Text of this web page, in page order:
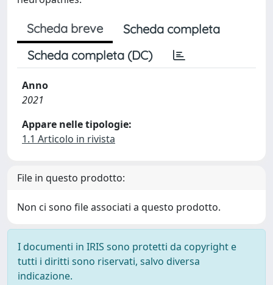
Scheda breve
Scheda completa
Scheda completa (DC)
Anno
2021
Appare nelle tipologie:
1.1 Articolo in rivista
File in questo prodotto:
Non ci sono file associati a questo prodotto.
I documenti in IRIS sono protetti da copyright e
tutti i diritti sono riservati, salvo diversa
indicazione.